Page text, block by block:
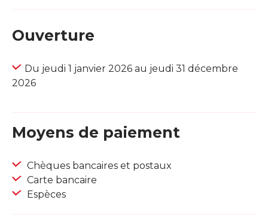
Ouverture
Du jeudi 1 janvier 2026 au jeudi 31 décembre
2026
Moyens de paiement
Chèques bancaires et postaux
Carte bancaire
Espèces